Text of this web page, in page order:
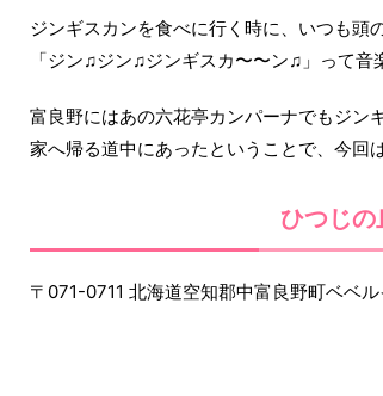
ジンギスカンを食べに行く時に、いつも頭
「ジン♫ジン♫ジンギスカ〜〜ン♫」って音
富良野にはあの六花亭カンパーナでもジン
家へ帰る道中にあったということで、今回
ひつじの
〒071-0711 北海道空知郡中富良野町ベベル